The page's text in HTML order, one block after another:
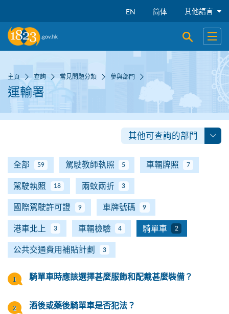
EN 简体 其他語言
開啟搜尋
開啟
主頁 查詢 常見問題分類 參與部門
運輸署
其他可查詢的部門
全部 59 駕駛教師執照 5 車輛牌照 7
駕駛執照 18 兩蚊兩折 3
國際駕駛許可證 9 車牌號碼 9
港車北上 3 車輛檢驗 4 騎單車 2
公共交通費用補貼計劃 3
騎單車時應該選擇甚麼服飾和配戴甚麼裝備？
酒後或藥後騎單車是否犯法？